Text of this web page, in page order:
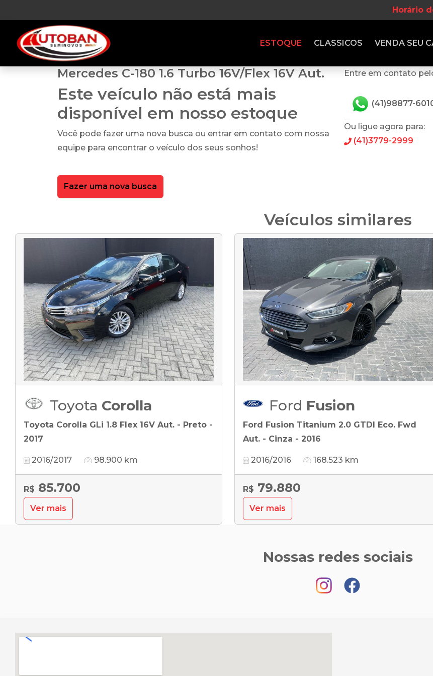
Horário
ESTOQUE CLASSICOS VENDA SEU
Mercedes C-180 1.6 Turbo 16V/Flex 16V Aut.
Este veículo não está mais
disponível em nosso estoque
Você pode fazer uma nova busca ou entrar em contato com nossa
equipe para encontrar o veículo dos seus sonhos!
Fazer uma nova busca
Entre em contato
(41)98877-
Ou ligue agora para:
(41)3779-2999
Veículos similares
Toyota Corolla
Toyota Corolla GLi 1.8 Flex 16V Aut. - Preto -
2017
2016/2017 98.900 km
R$ 85.700
Ver mais
Ford Fusion
Ford Fusion Titanium 2.0 GTDI Eco. Fwd
Aut. - Cinza - 2016
2016/2016 168.523 km
R$ 79.880
Ver mais
Nossas redes sociais